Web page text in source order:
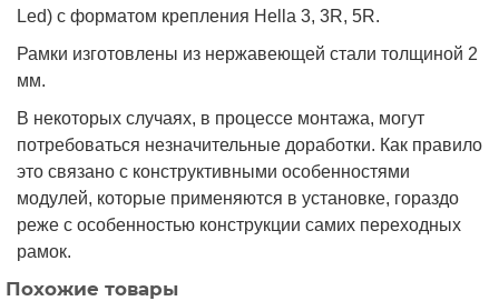
Led) с форматом крепления Hella 3, 3R, 5R.
Рамки изготовлены из нержавеющей стали толщиной 2
мм.
В некоторых случаях, в процессе монтажа, могут
потребоваться незначительные доработки. Как правило
это связано с конструктивными особенностями
модулей, которые применяются в установке, гораздо
реже с особенностью конструкции самих переходных
рамок.
Похожие товары